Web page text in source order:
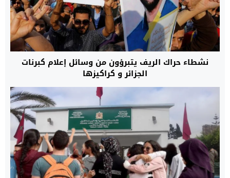
نشطاء حراك الريف يتبرؤون من وسائل إعلام كبرنات
الجزائر و كراكيزها